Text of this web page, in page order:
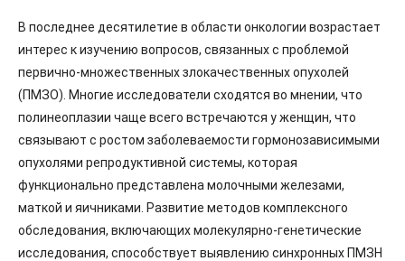
В последнее десятилетие в области онкологии возрастает
интерес к изучению вопросов, связанных с проблемой
первично-множественных злокачественных опухолей
(ПМЗО). Многие исследователи сходятся во мнении, что
полинеоплазии чаще всего встречаются у женщин, что
связывают с ростом заболеваемости гормонозависимыми
опухолями репродуктивной системы, которая
функционально представлена молочными железами,
маткой и яичниками. Развитие методов комплексного
обследования, включающих молекулярно-генетические
исследования, способствует выявлению синхронных ПМЗН